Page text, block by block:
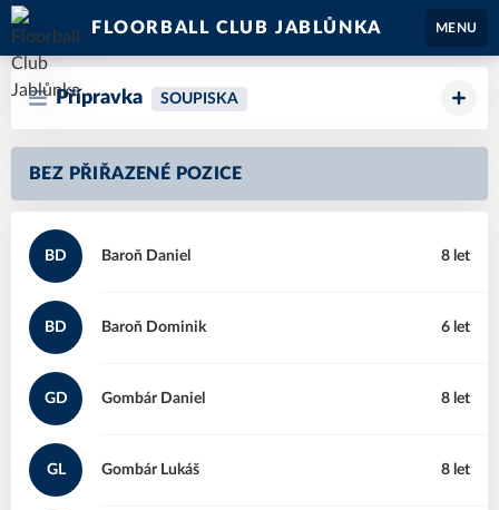
FLOORBALL CLUB JABLŮNKA MENU
Přípravka SOUPISKA
BEZ PŘIŘAZENÉ POZICE
BD Daniel
Baroň 8 let
BD Dominik
Baroň 6 let
GD Daniel
Gombár 8 let
GL Lukáš
Gombár 8 let